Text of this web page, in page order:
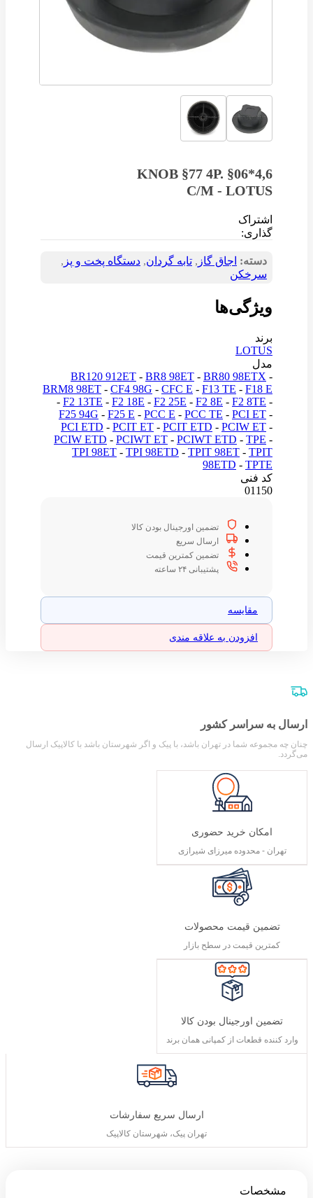
KNOB §77 4P. §06*4,6
C/M - LOTUS
اشتراک
گذاری:
دسته: اجاق گاز , تابه گردان, دستگاه‌ پخت و پز ,
سرخکن
ویژگی‌ها
برند
LOTUS
مدل
BR120 912ET - BR8 98ET - BR80 98ETX -
BRM8 98ET - CF4 98G - CFC E - F13 TE - F18 E
- F2 13TE - F2 18E - F2 25E - F2 8E - F2 8TE -
F25 94G - F25 E - PCC E - PCC TE - PCI ET -
PCI ETD - PCIT ET - PCIT ETD - PCIW ET -
PCIW ETD - PCIWT ET - PCIWT ETD - TPE -
TPI 98ET - TPI 98ETD - TPIT 98ET - TPIT
98ETD - TPTE
کد فنی
01150
تضمین اورجینال بودن کالا
ارسال سریع
تضمین کمترین قیمت
پشتیبانی ۲۴ ساعته
مقایسه
افزودن به علاقه مندی
ارسال به سراسر کشور
چنان چه مجموعه شما در تهران باشد، با پیک و اگر شهرستان باشد با کالاپیک ارسال
می‌گردد.
امکان خرید حضوری
تهران - محدوده میرزای شیرازی
تضمین قیمت محصولات
کمترین قیمت در سطح بازار
تضمین اورجینال بودن کالا
وارد کننده قطعات از کمپانی همان برند
ارسال سریع سفارشات
تهران پیک، شهرستان کالاپیک
مشخصات